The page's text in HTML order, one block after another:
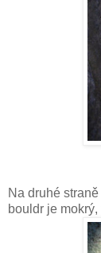
Na druhé
bouldr je